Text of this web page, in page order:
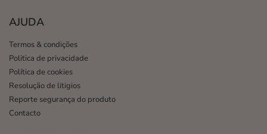
AJUDA
Termos & condições
Politica de privacidade
Política de cookies
Resolução de litigios
Reporte segurança do produto
Contacto